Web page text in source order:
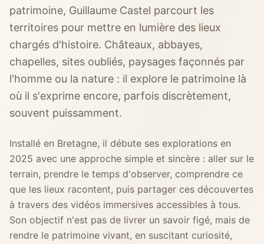
patrimoine, Guillaume Castel parcourt les
territoires pour mettre en lumière des lieux
chargés d'histoire. Châteaux, abbayes,
chapelles, sites oubliés, paysages façonnés par
l'homme ou la nature : il explore le patrimoine là
où il s'exprime encore, parfois discrètement,
souvent puissamment.
Installé en Bretagne, il débute ses explorations en
2025 avec une approche simple et sincère : aller sur le
terrain, prendre le temps d'observer, comprendre ce
que les lieux racontent, puis partager ces découvertes
à travers des vidéos immersives accessibles à tous.
Son objectif n'est pas de livrer un savoir figé, mais de
rendre le patrimoine vivant, en suscitant curiosité,